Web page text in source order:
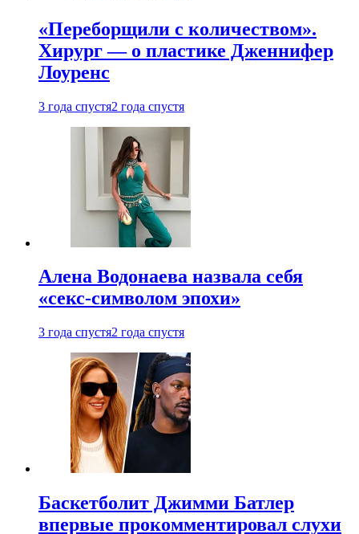
«Переборщили с количеством».
Хирург — о пластике Дженнифер
Лоуренс
3 года спустя2 года спустя
Алена Водонаева назвала себя
«секс-символом эпохи»
3 года спустя2 года спустя
Баскетболит Джимми Батлер
впервые прокомментировал слухи